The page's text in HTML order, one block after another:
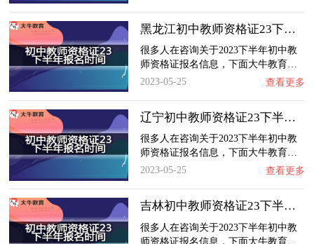
黑龙江初中教师资格证23下半年报名时间
很多人在咨询关于2023下半年初中教
师资格证报名信息，下面大牛教育…
2023-05-25
查看更多
辽宁初中教师资格证23下半年报名时间
很多人在咨询关于2023下半年初中教
师资格证报名信息，下面大牛教育…
2023-05-25
查看更多
吉林初中教师资格证23下半年报名时间
很多人在咨询关于2023下半年初中教
师资格证报名信息，下面大牛教育…